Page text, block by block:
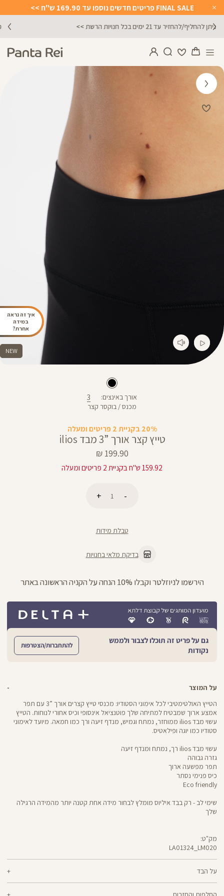
Close
Timer
FINAL SALE פריטים חדשים נוספו עד 169.90 ש"ח >>
מתנה מושלמת לכל מתאמנת ומתאמן, הגיפט קארד שלנו >>
20% בקניית 2 פריטים ומעלה
טייץ קצר אורך ”3 מבד ilios
מחיר
מוצר
199.90 ₪
159.92 ש"ח בקניית 2 פריטים ומעלה
אורך באינצים 3
מכנס / בוקסר קצר
טבלת מידות
בדיקת מלאי בחנויות
ניתן להחליף/להחזיר עד 21 ימים בכל חנויות הרשת >>
גם על פריט זה תוכלו לצבור ולממש
נקודות
להתחברות/הצטרפות
על המוצר
על הבד
הטייץ האולטימטיבי לכל אימוני הסטודיו: מכנסי טייץ קצרים אורך ”3 עם תפר
אמצע ארוך שמבטיח למתיחה שלך פוטנציאל אינסופי וכיס אחורי לנוחות. הטייץ
עשוי מבד ilios ממוחזר, נמתח וגמיש, מנדף זיעה ורך כמו חמאה. מיועד לאימוני
סטודיו כמו יוגה ופילאטיס.
עשוי מבד ilios רך, נמתח ומנדף זיעה
גזרה גבוהה
תפר מפשעה ארוך
כיס פנימי נסתר
Eco friendly
שימי לב - רק בבד איליוס מומלץ לבחור מידה אחת קטנה יותר מהמידה הרגילה
שלך
מק"ט:
LA01324_LM020
איך זה נראה
במידה
אחרת?
NEW